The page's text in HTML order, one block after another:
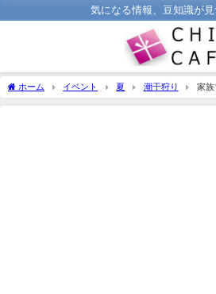
気になる情報、豆知識が
ホーム イベント 夏 潮干狩り
家族
何?小学生と幼児で違いがあるので要注意!